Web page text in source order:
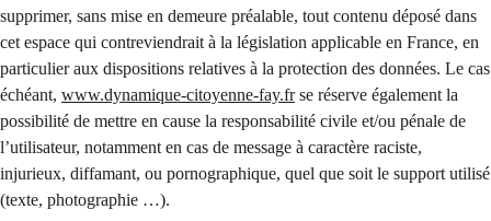
supprimer, sans mise en demeure préalable, tout contenu déposé dans
cet espace qui contreviendrait à la législation applicable en France, en
particulier aux dispositions relatives à la protection des données. Le cas
échéant, www.dynamique-citoyenne-fay.frse réserve également la
possibilité de mettre en cause la responsabilité civile et/ou pénale de
l’utilisateur, notamment en cas de message à caractère raciste,
injurieux, diffamant, ou pornographique, quel que soit le support utilisé
(texte, photographie …).